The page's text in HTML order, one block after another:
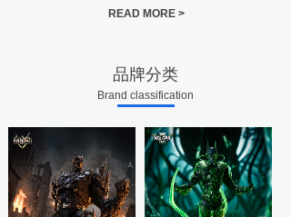
READ MORE >
品牌分类
Brand classification